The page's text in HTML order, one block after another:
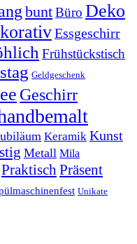
buntBüro Deko
Essgeschirr
Frühstückstisch
Geldgeschenk
Geschirr
Keramik Kunst
Metall Mila
PraktischPräsent
Unikate